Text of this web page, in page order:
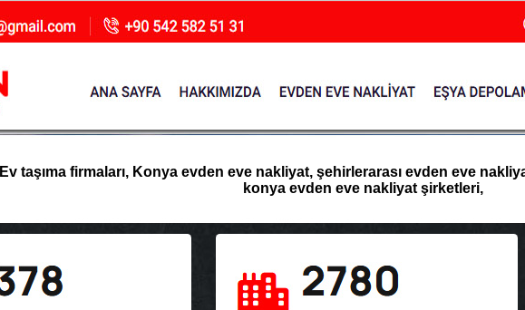
taşıma firmaları, Konya evden eve nakliyat, şehirlerarası evden eve
konya evden eve nakliyat şirketleri,